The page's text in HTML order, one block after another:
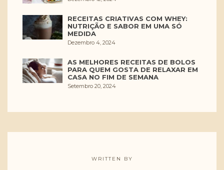
RECEITAS CRIATIVAS COM WHEY:
NUTRIÇÃO E SABOR EM UMA SÓ
MEDIDA
Dezembro 4, 2024
AS MELHORES RECEITAS DE BOLOS
PARA QUEM GOSTA DE RELAXAR EM
CASA NO FIM DE SEMANA
Setembro 20, 2024
WRITTEN BY